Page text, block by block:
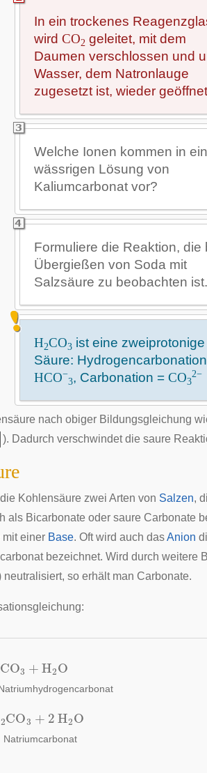
In ein trockenes
wirdCO2 geleitet, mit dem
Daumen verschlossen und
Wasser, dem Natronlauge
zugesetzt ist, wieder
Welche Ionen kommen in
wässrigen Lösung von
Kaliumcarbonat vor?
Formuliere die Reaktion, die
Übergießen von Soda mit
Salzsäure zu beobachten ist.
H2CO3 ist eine zweiprotonige
Säure:
HCO−
3, Carbonation =CO3
2−
nach obiger Bildungsgleichung
). Dadurch verschwindet die saure
Kohlensäure zwei Arten von Salzen,
als Bicarbonate oder saure Carbonate
mit einer Base. Oft wird auch dasAnion
bezeichnet. Wird durch weitere
neutralisiert, so erhält man Carbonate.
3+ O
CO3+ H2O
Natriumcarbonat